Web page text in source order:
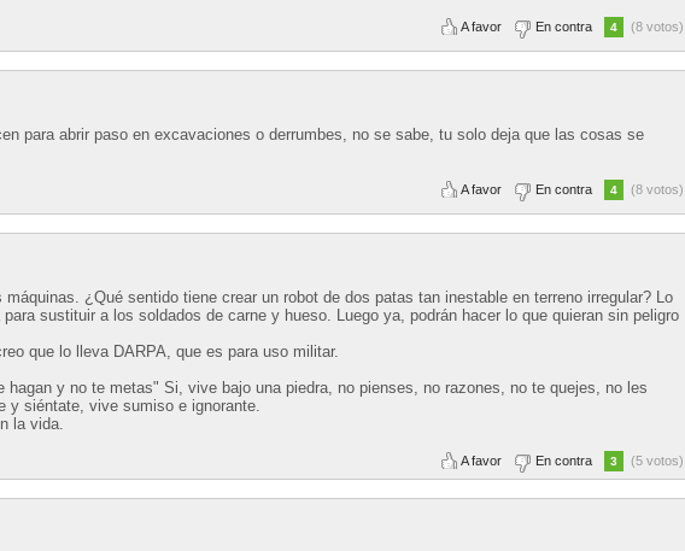
A favor En contra 4 (8 votos)
para abrir paso en excavaciones o derrumbes, no se sabe, tu solo deja que las cosas se
A favor En contra 4 (8 votos)
máquinas. ¿Qué sentido tiene crear un robot de dos patas tan inestable en terreno irregular? Lo
sustituir a los soldados de carne y hueso. Luego ya, podrán hacer lo que quieran sin peligro
que lo lleva DARPA, que es para uso militar.
hagan y no te metas" Si, vive bajo una piedra, no pienses, no razones, no te quejes, no les
y siéntate, vive sumiso e ignorante.
la vida.
A favor En contra 3 (5 votos)